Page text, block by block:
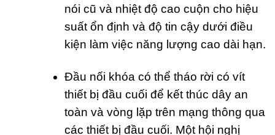
nói cũ và nhiệt độ cao cuộn cho hiệu
suất ổn định và độ tin cậy dưới điều
kiện làm việc năng lượng cao dài hạn.
Đầu nối khóa có thể tháo rời có vít
thiết bị đầu cuối để kết thúc dây an
toàn và vòng lặp trên mạng thông qua
các thiết bị đầu cuối. Một hội nghị